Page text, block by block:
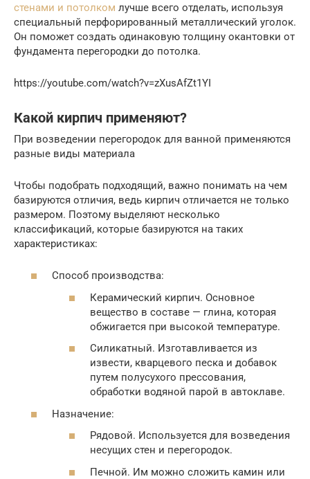
стенами и потолком лучше всего отделать, используя
специальный перфорированный металлический уголок.
Он поможет создать одинаковую толщину окантовки от
фундамента перегородки до потолка.
https://youtube.com/watch?v=zXusAfZt1YI
Какой кирпич применяют?
При возведении перегородок для ванной применяются
разные виды материала
Чтобы подобрать подходящий, важно понимать на чем
базируются отличия, ведь кирпич отличается не только
размером. Поэтому выделяют несколько
классификаций, которые базируются на таких
характеристиках:
Способ производства:
Керамический кирпич. Основное
вещество в составе — глина, которая
обжигается при высокой температуре.
Силикатный. Изготавливается из
извести, кварцевого песка и добавок
путем полусухого прессования,
обработки водяной парой в автоклаве.
Назначение:
Рядовой. Используется для возведения
несущих стен и перегородок.
Печной. Им можно сложить камин или